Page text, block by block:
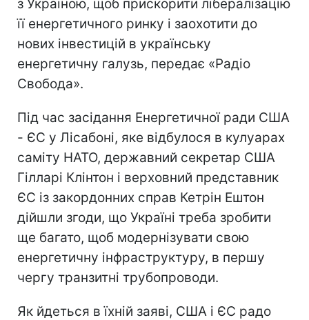
з Україною, щоб прискорити лібералізацію
її енергетичного ринку і заохотити до
нових інвестицій в українську
енергетичну галузь, передає «Радіо
Свобода».
Під час засідання Енергетичної ради США
- ЄС у Лісабоні, яке відбулося в кулуарах
саміту НАТО, державний секретар США
Гілларі Клінтон і верховний представник
ЄС із закордонних справ Кетрін Ештон
дійшли згоди, що Україні треба зробити
ще багато, щоб модернізувати свою
енергетичну інфраструктуру, в першу
чергу транзитні трубопроводи.
Як йдеться в їхній заяві, США і ЄС радо